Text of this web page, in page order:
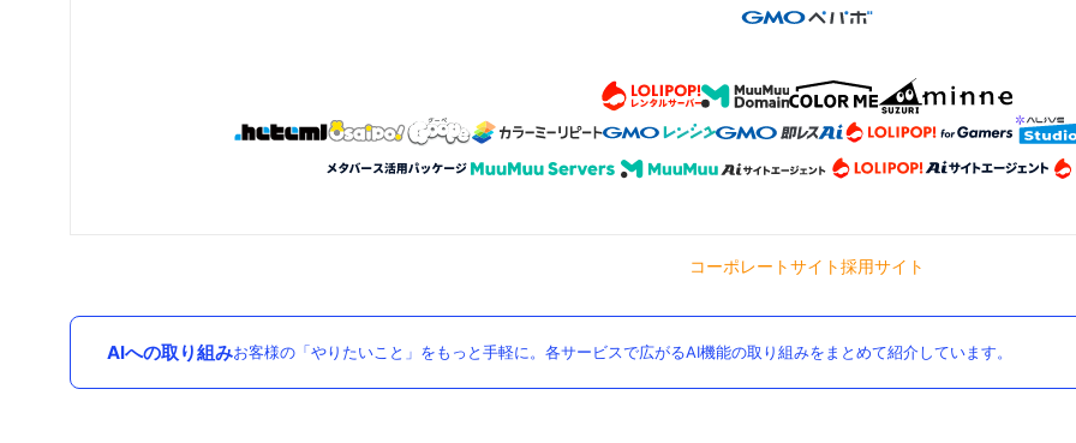
コーポレートサイト採用サイト
AIへの取り組みお客様の「やりたいこと」をもっと手軽に。各サービスで広がるAI機能の取り組みをまとめて紹介しています。